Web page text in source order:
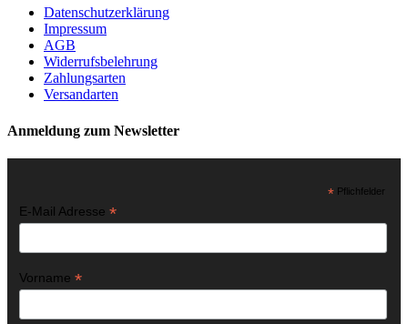
Datenschutzerklärung
Impressum
AGB
Widerrufsbelehrung
Zahlungsarten
Versandarten
Anmeldung zum Newsletter
* Pflichfelder
E-Mail Adresse *
Vorname *